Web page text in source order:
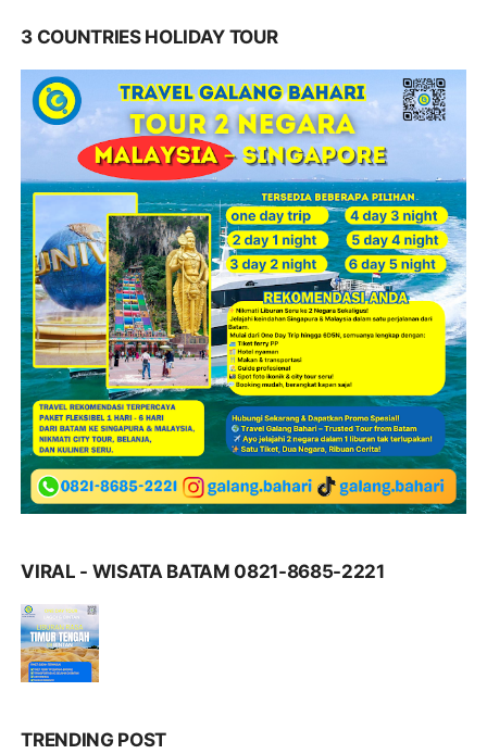
3 COUNTRIES HOLIDAY TOUR
VIRAL - WISATA BATAM 0821-8685-2221
TRENDING POST